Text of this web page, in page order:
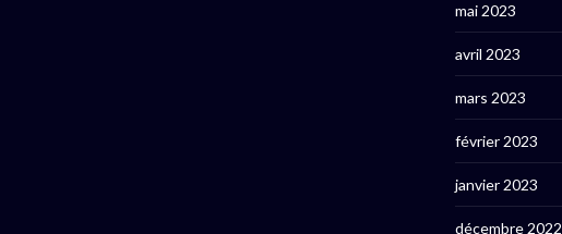
mai 2023
avril 2023
mars 2023
février 2023
janvier 2023
décembre 2022